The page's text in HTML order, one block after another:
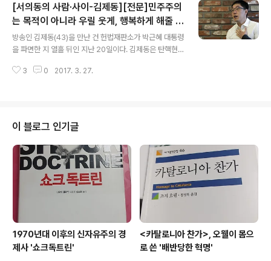
북에 사는 발신인은 기초생활수급자인 2급 장애인. 아르바
이트로 생계를 잇는 형편인데도 매달 3만원 후원을 약정했
다. 지난 11일 서울 성동구 옥수동 재단 사무실에서 만난 구
수정은 “베트남에서 벌어진 참상을 알려온 지 19년째가 되
격을 던지고, 동시에 마음을 두드리는 것 같다”고 했다. 구
[서의동의 사람·사이-김제동][전문]민주주의
는 목적이 아니라 우릴 웃게, 행복하게 해줄 수
단이죠
방송인 김제동(43)을 만난 건 헌법재판소가 박근혜 대통령
을 파면한 지 열흘 뒤인 지난 20일이다. 김제동은 탄핵현
력자임을 일깨웠고, 자존감을 불어넣었다. 그에게 지난 겨
요하다”고 강조했다. 정치인들이 ‘국민과의 연정’에 나서야
한다고도 했다. 세월호가 1074일만에 맹골수도를 떠나기
시작한 24일, 다시 15분간 통화해서 세월호에 대한 생각
을 물었다. 지난 25일자 경향신문 인터뷰 기사에 지면 제
약으로 담지 못한 내용을 보충해 싣는다. ■3주기 추도식
제대로 해야 - 세월호가 1074일..
3 0 2017. 3. 27.
이 블로그 인기글
1970년대 이후의 신자유주의 경
제사 '쇼크독트린'
<카탈로니아 찬가>, 오웰이 몸으
로 쓴 '배반당한 혁명'